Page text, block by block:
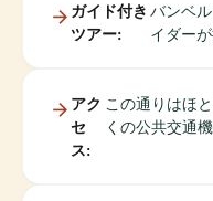
ガイド付き
ツアー:
バンベ
イダー
アク
セ
ス:
この通りはほ
くの公共交通